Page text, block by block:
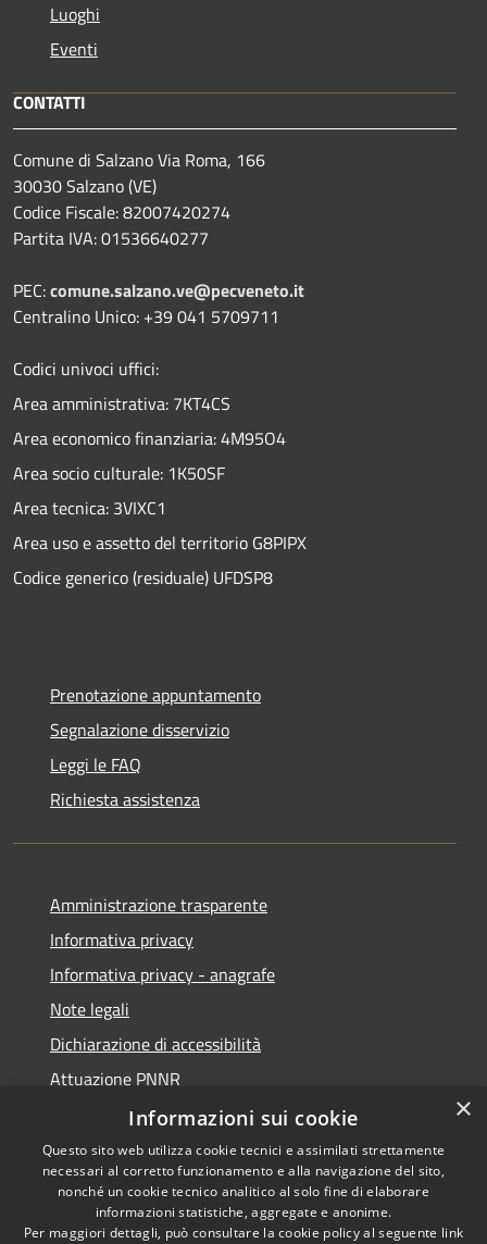
Luoghi
Eventi
CONTATTI
Comune di Salzano Via Roma, 166
30030 Salzano (VE)
Codice Fiscale: 82007420274
Partita IVA: 01536640277
PEC:comune.salzano.ve@pecveneto.it
Centralino Unico: +39 041 5709711
Codici univoci uffici:
Area amministrativa: 7KT4CS
Area economico finanziaria: 4M95O4
Area socio culturale: 1K50SF
Area tecnica: 3VIXC1
Area uso e assetto del territorio G8PIPX
Codice generico (residuale) UFDSP8
Prenotazione appuntamento
Segnalazione disservizio
Leggi le FAQ
Richiesta assistenza
Amministrazione trasparente
Informativa privacy
Informativa privacy - anagrafe
Note legali
Dichiarazione di accessibilità
Attuazione PNNR
Whistleblowing
RSS
Copyright © 2026 • Comune di
×
Informazioni sui cookie
Questo sito web utilizza cookie tecnici e assimilati strettamente
necessari al corretto funzionamento e alla navigazione del sito,
nonché un cookie tecnico analitico al solo fine di elaborare
informazioni statistiche, aggregate e anonime.
Per maggiori dettagli, può consultare la cookie policy al seguente link